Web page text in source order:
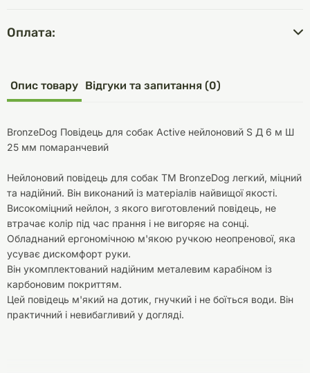
Оплата:
Опис товару Відгуки та запитання (0)
BronzeDog Повідець для собак Active нейлоновий S Д 6 м Ш
25 мм помаранчевий
Нейлоновий повідець для собак ТМ BronzeDog легкий, міцний
та надійний. Він виконаний із матеріалів найвищої якості.
Високоміцний нейлон, з якого виготовлений повідець, не
втрачає колір під час прання і не вигоряє на сонці.
Обладнаний ергономічною м'якою ручкою неопренової, яка
усуває дискомфорт руки.
Він укомплектований надійним металевим карабіном із
карбоновим покриттям.
Цей повідець м'який на дотик, гнучкий і не боїться води. Він
практичний і невибагливий у догляді.